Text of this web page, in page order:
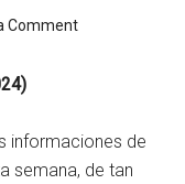
Comment
informaciones de
semana, de tan